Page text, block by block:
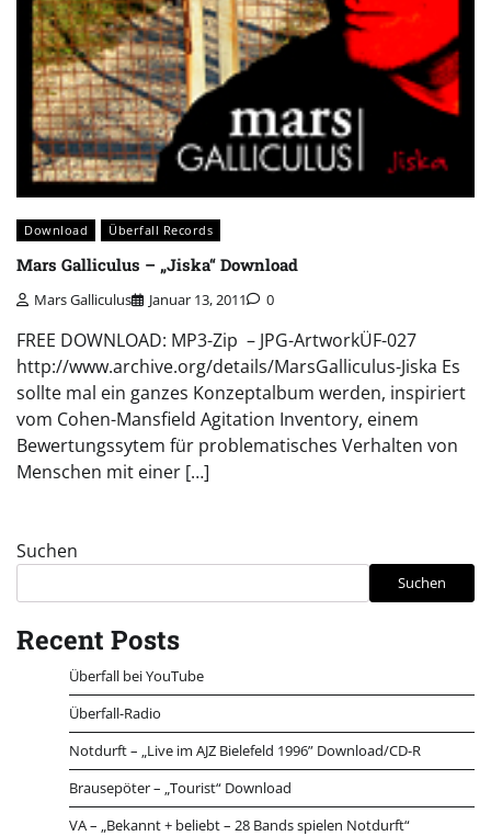
Download Überfall Records
Mars Galliculus – „Jiska“ Download
Mars Galliculus Januar 13, 2011 0
FREE DOWNLOAD: MP3-Zip – JPG-ArtworkÜF-027
http://www.archive.org/details/MarsGalliculus-Jiska Es
sollte mal ein ganzes Konzeptalbum werden, inspiriert
vom Cohen-Mansfield Agitation Inventory, einem
Bewertungssytem für problematisches Verhalten von
Menschen mit einer […]
Suchen
Suchen
Recent Posts
Überfall bei YouTube
Überfall-Radio
Notdurft – „Live im AJZ Bielefeld 1996” Download/CD-R
Brausepöter – „Tourist“ Download
VA – „Bekannt + beliebt – 28 Bands spielen Notdurft“